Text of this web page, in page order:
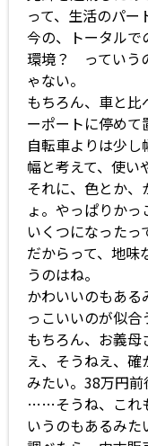
って、生活のパー
今の、トータル
環境？ っていう
ゃない。
もちろん、車と比
ーポートに停めて
自転車よりは少
幅と考えて、使い
それに、色とか、
ょ。やっぱりかっ
いくつになった
だからって、地味
うのはね。
かわいいのもあ
っこいいのが似合
もちろん、お義
え、そうねえ、
みたい。38万円前
……そうね、これ
いうのもあるみた